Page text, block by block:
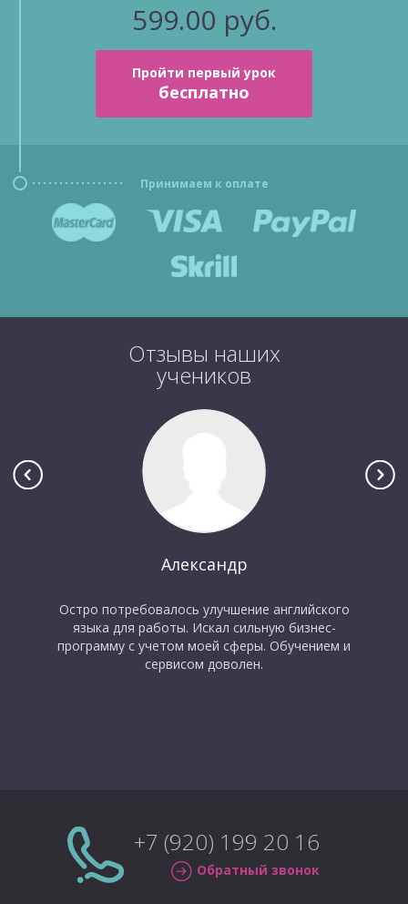
599.00 руб.
Пройти первый урок
бесплатно
Принимаем к оплате
Отзывы наших
учеников
Александр
Остро потребовалось улучшение английского
языка для работы. Искал сильную бизнес-
программу с учетом моей сферы. Обучением и
сервисом доволен.
+7 (920) 199 20 16
Обратный звонок